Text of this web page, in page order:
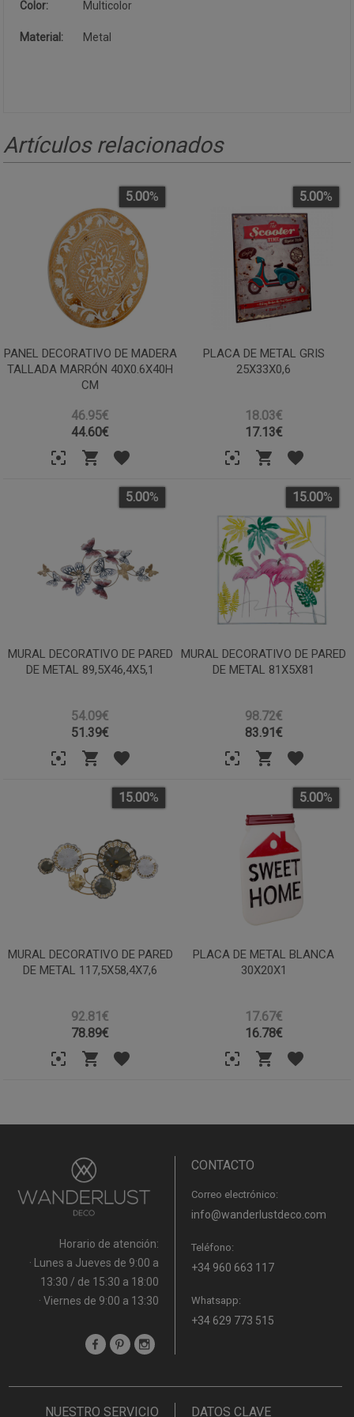
Color: Multicolor
Material: Metal
Artículos relacionados
PANEL DECORATIVO DE MADERA
TALLADA MARRÓN 40X0.6X40H
CM
46.95€
5.00%
44.60€
PLACA DE METAL GRIS
25X33X0,6
18.03€
5.00%
17.13€
MURAL DECORATIVO DE PARED
DE METAL 89,5X46,4X5,1
54.09€
5.00%
51.39€
MURAL DECORATIVO DE PARED
DE METAL 81X5X81
98.72€
15.00%
83.91€
MURAL DECORATIVO DE PARED
DE METAL 117,5X58,4X7,6
92.81€
15.00%
78.89€
PLACA DE METAL BLANCA
30X20X1
17.67€
5.00%
16.78€
Horario de atención:
· Lunes a Jueves de 9:00 a
13:30 / de 15:30 a 18:00
· Viernes de 9:00 a 13:30
CONTACTO
Correo electrónico:
info@wanderlustdeco.com
Teléfono:
+34 960 663 117
Whatsapp:
+34 629 773 515
NUESTRO SERVICIO DATOS CLAVE